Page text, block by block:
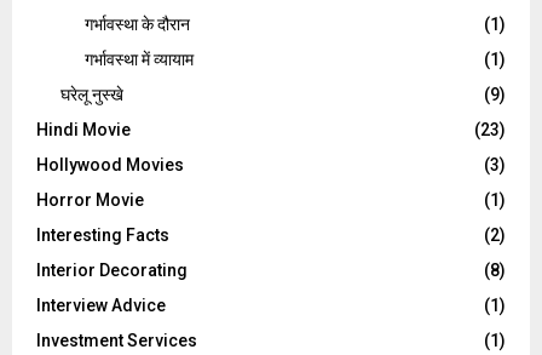
गर्भावस्‍था के दौरान
(1)
गर्भावस्था में व्यायाम
(1)
घरेलू नुस्‍खे
(9)
Hindi Movie
(23)
Hollywood Movies
(3)
Horror Movie
(1)
Interesting Facts
(2)
Interior Decorating
(8)
Interview Advice
(1)
Investment Services
(1)